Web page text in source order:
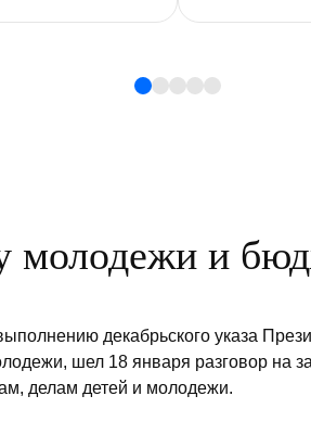
молодежи и
декабрьского указа
шел 18 января разговор на
делам детей и молодежи.